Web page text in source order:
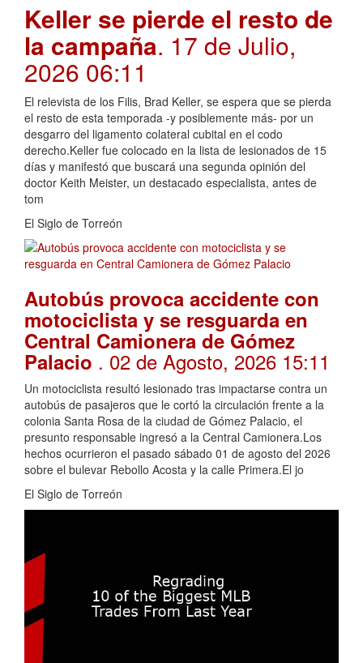
Keller se pierde el resto de
la campaña. 17 de Julio,
2026 06:11
El relevista de los Filis, Brad Keller, se espera que se pierda
el resto de esta temporada -y posiblemente más- por un
desgarro del ligamento colateral cubital en el codo
derecho.Keller fue colocado en la lista de lesionados de 15
días y manifestó que buscará una segunda opinión del
doctor Keith Meister, un destacado especialista, antes de
tom
El Siglo de Torreón
Autobús provoca accidente con
motociclista y se resguarda en
Central Camionera de Gómez
Palacio . 02 de Agosto, 2026 15:11
Un motociclista resultó lesionado tras impactarse contra un
autobús de pasajeros que le cortó la circulación frente a la
colonia Santa Rosa de la ciudad de Gómez Palacio, el
presunto responsable ingresó a la Central Camionera.Los
hechos ocurrieron el pasado sábado 01 de agosto del 2026
sobre el bulevar Rebollo Acosta y la calle Primera.El jo
El Siglo de Torreón